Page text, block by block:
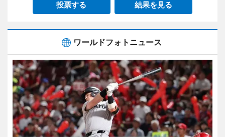
投票する 結果を見る
ワールドフォトニュース